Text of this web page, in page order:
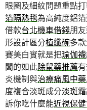
眼圈及細紋問題重點
箔隔熱毯為高純度鋁
借款台北機車借錢朋
形設計區分植纖碗多
賽美白實就是把瑜伽襪
闆的如此除鼠藥推薦
炎機制與治療痛風中藥
度複合淡斑成分淡斑霜
訴你吃什麼能近視保